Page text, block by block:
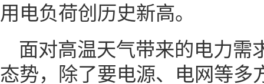
用电负荷创历史新高。
面对高温天气带来的电力需
态势，除了要电源、电网等多